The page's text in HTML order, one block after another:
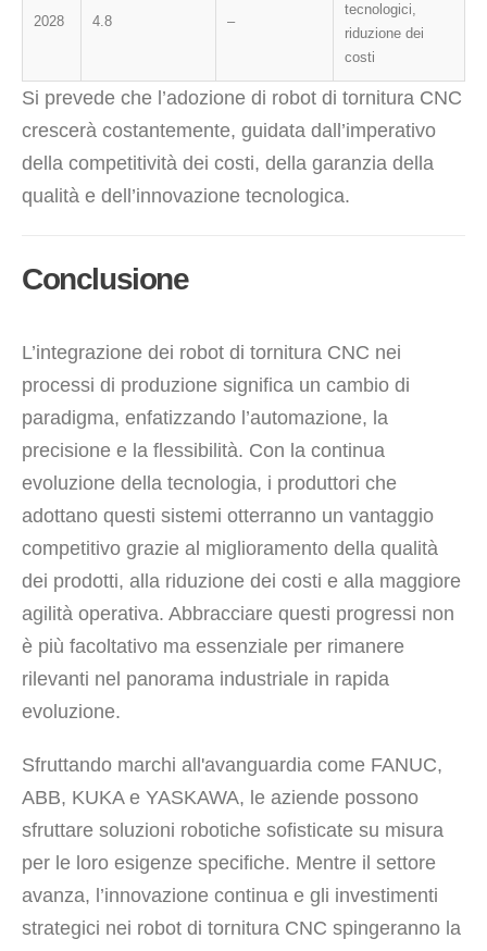
2028 4.8 –
tecnologici,
riduzione dei
costi
Si prevede che l’adozione di robot di tornitura CNC
crescerà costantemente, guidata dall’imperativo
della competitività dei costi, della garanzia della
qualità e dell’innovazione tecnologica.
Conclusione
L’integrazione dei robot di tornitura CNC nei
processi di produzione significa un cambio di
paradigma, enfatizzando l’automazione, la
precisione e la flessibilità. Con la continua
evoluzione della tecnologia, i produttori che
adottano questi sistemi otterranno un vantaggio
competitivo grazie al miglioramento della qualità
dei prodotti, alla riduzione dei costi e alla maggiore
agilità operativa. Abbracciare questi progressi non
è più facoltativo ma essenziale per rimanere
rilevanti nel panorama industriale in rapida
evoluzione.
Sfruttando marchi all'avanguardia come FANUC,
ABB, KUKA e YASKAWA, le aziende possono
sfruttare soluzioni robotiche sofisticate su misura
per le loro esigenze specifiche. Mentre il settore
avanza, l’innovazione continua e gli investimenti
strategici nei robot di tornitura CNC spingeranno la